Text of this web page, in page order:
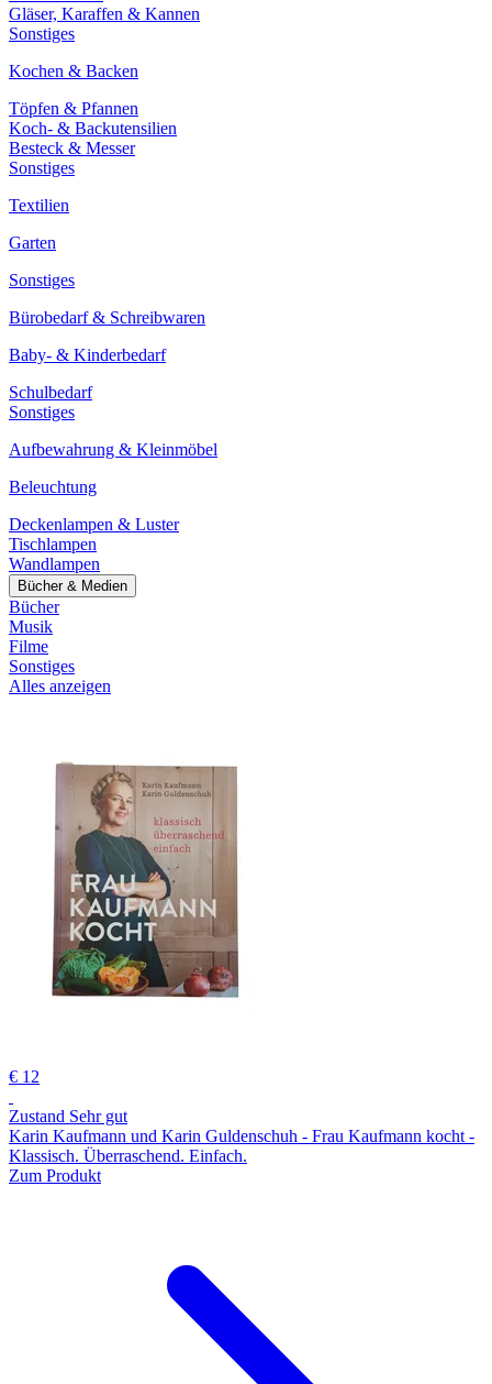
Gläser, Karaffen & Kannen
Sonstiges
Kochen & Backen
Töpfen & Pfannen
Koch- & Backutensilien
Besteck & Messer
Sonstiges
Textilien
Garten
Sonstiges
Bürobedarf & Schreibwaren
Baby- & Kinderbedarf
Schulbedarf
Sonstiges
Aufbewahrung & Kleinmöbel
Beleuchtung
Deckenlampen & Luster
Tischlampen
Wandlampen
Bücher & Medien
Bücher
Musik
Filme
Sonstiges
Alles anzeigen
€ 12
Zustand Sehr gut
Karin Kaufmann und Karin Guldenschuh - Frau Kaufmann kocht -
Klassisch. Überraschend. Einfach.
Zum Produkt